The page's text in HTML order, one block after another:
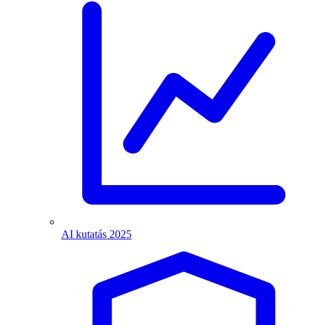
AI kutatás 2025